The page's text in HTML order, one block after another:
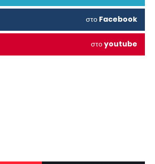
στο Facebook
στοyoutube